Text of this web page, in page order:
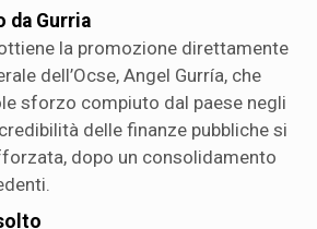
da Gurria
la promozione direttamente
dell’Ocse, Angel Gurría, che
sforzo compiuto dal paese negli
delle finanze pubbliche si
dopo un consolidamento